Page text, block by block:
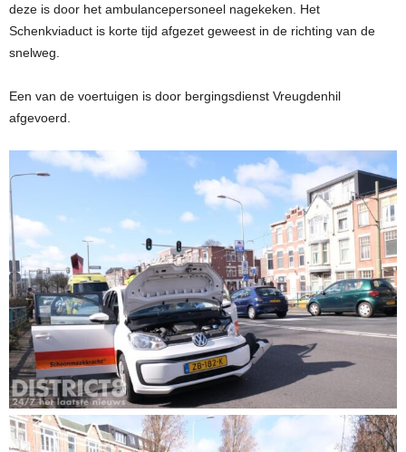
deze is door het ambulancepersoneel nagekeken. Het
Schenkviaduct is korte tijd afgezet geweest in de richting van de
snelweg.
Een van de voertuigen is door bergingsdienst Vreugdenhil
afgevoerd.